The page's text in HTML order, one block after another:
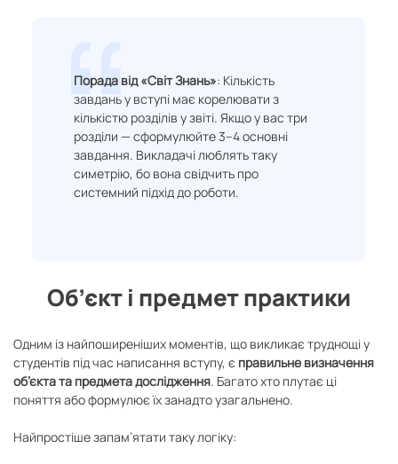
Порада від «Світ Знань»: Кількість
завдань у вступі має корелювати з
кількістю розділів у звіті. Якщо у вас три
розділи — сформулюйте 3–4 основні
завдання. Викладачі люблять таку
симетрію, бо вона свідчить про
системний підхід до роботи.
Об’єкт і предмет практики
Одним із найпоширеніших моментів, що викликає труднощі у
студентів під час написання вступу, є правильне визначення
об’єкта та предмета дослідження. Багато хто плутає ці
поняття або формулює їх занадто узагальнено.
Найпростіше запам’ятати таку логіку: